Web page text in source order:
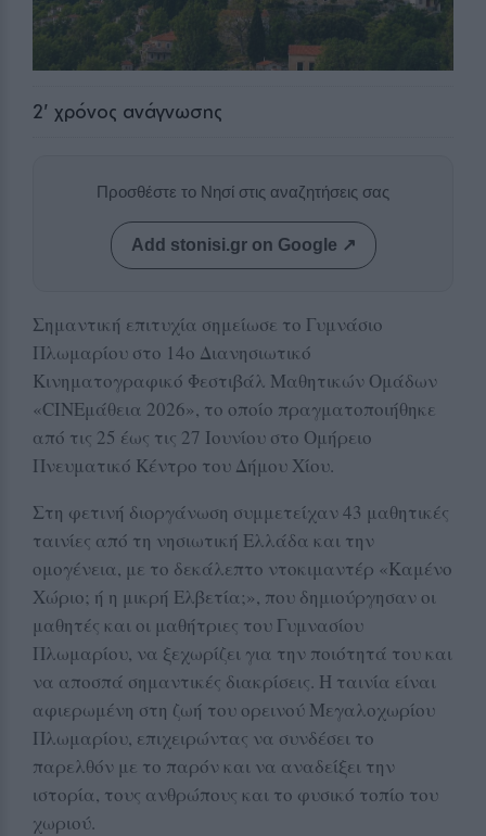
2' χρόνος ανάγνωσης
Προσθέστε το Νησί στις αναζητήσεις σας
Add stonisi.gr on Google ↗
Σημαντική επιτυχία σημείωσε το Γυμνάσιο
Πλωμαρίου στο 14ο Διανησιωτικό
Κινηματογραφικό Φεστιβάλ Μαθητικών Ομάδων
«CINEμάθεια 2026», το οποίο πραγματοποιήθηκε
από τις 25 έως τις 27 Ιουνίου στο Ομήρειο
Πνευματικό Κέντρο του Δήμου Χίου.
Στη φετινή διοργάνωση συμμετείχαν 43 μαθητικές
ταινίες από τη νησιωτική Ελλάδα και την
ομογένεια, με το δεκάλεπτο ντοκιμαντέρ «Καμένο
Χώριο; ή η μικρή Ελβετία;», που δημιούργησαν οι
μαθητές και οι μαθήτριες του Γυμνασίου
Πλωμαρίου, να ξεχωρίζει για την ποιότητά του και
να αποσπά σημαντικές διακρίσεις. Η ταινία είναι
αφιερωμένη στη ζωή του ορεινού Μεγαλοχωρίου
Πλωμαρίου, επιχειρώντας να συνδέσει το
παρελθόν με το παρόν και να αναδείξει την
ιστορία, τους ανθρώπους και το φυσικό τοπίο του
χωριού.